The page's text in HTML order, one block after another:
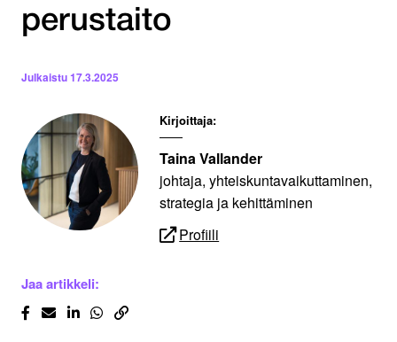
perustaito
Julkaistu17.3.2025
Kirjoittaja:
Taina Vallander
johtaja, yhteiskuntavaikuttaminen,
strategia ja kehittäminen
Profiili
Jaa artikkeli: